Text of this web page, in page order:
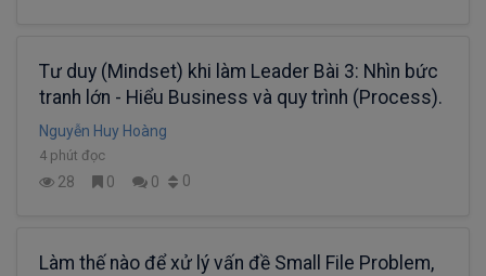
Tư duy (Mindset) khi làm Leader Bài 3: Nhìn bức
tranh lớn - Hiểu Business và quy trình (Process).
Nguyễn Huy Hoàng
4 phút đọc
28 0 0 0
Làm thế nào để xử lý vấn đề Small File Problem,